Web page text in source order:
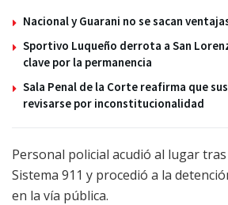
Nacional y Guarani no se sacan
Sportivo Luqueño derrota a San
clave por la permanencia
Sala Penal de la Corte reafirma que
revisarse por inconstitucionalidad
Personal policial acudió al lugar
Sistema 911 y procedió a la
en la vía pública.